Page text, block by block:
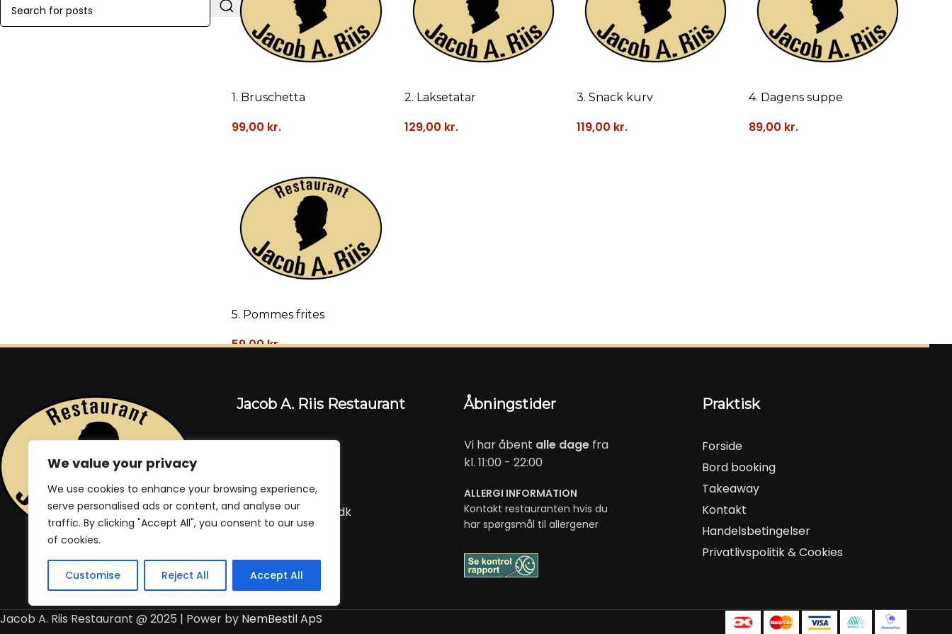
We value your privacy
We use cookies to enhance your browsing experience,
serve personalised ads or content, and analyse our
traffic. By clicking "Accept All", you consent to our use
of cookies.
Customise Reject All Accept All
1. Bruschetta
99,00 kr.
2. Laksetatar
129,00 kr.
3. Snack kurv
119,00 kr.
4. Dagens suppe
89,00 kr.
5. Pommes frites
59,00kr.
Jacob A. Riis Restaurant
Torvet 7, 6760
Tlf:+ 45 21 99 01 91
Email:jacob@ariis.dk
Åbningstider
Vi har åbent alle dagefra
kl. 11:00 - 22:00
ALLERGI INFORMATION
Kontakt restauranten hvis du
har spørgsmål til allergener
Praktisk
Forside
Bord booking
Takeaway
Kontakt
Handelsbetingelser
Privatlivspolitik & Cookies
Jacob A. Riis Restaurant @ 2025 | Power by NemBestil ApS